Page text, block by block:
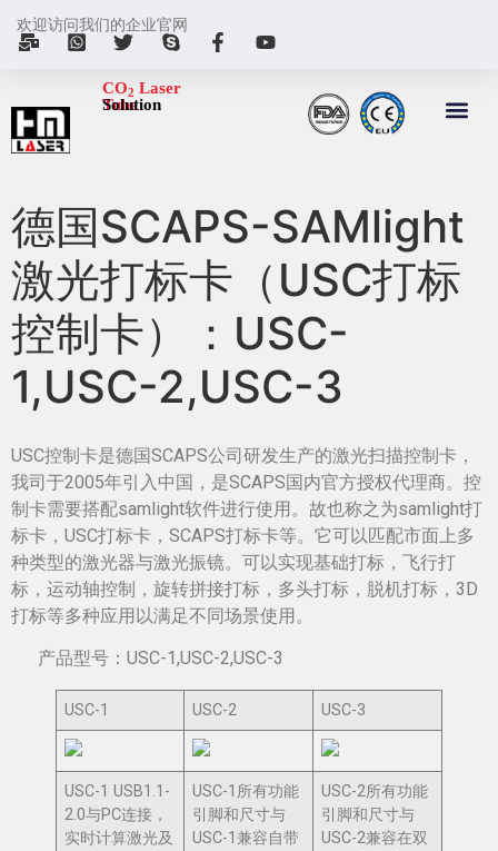
欢迎访问我们的企业官网
CO2 Laser
Tube
Solution
德国SCAPS-SAMlight
激光打标卡（USC打标
控制卡）：USC-
1,USC-2,USC-3
USC控制卡是德国SCAPS公司研发生产的激光扫描控制卡，
我司于2005年引入中国，是SCAPS国内官方授权代理商。控
制卡需要搭配samlight软件进行使用。故也称之为samlight打
标卡，USC打标卡，SCAPS打标卡等。它可以匹配市面上多
种类型的激光器与激光振镜。可以实现基础打标，飞行打
标，运动轴控制，旋转拼接打标，多头打标，脱机打标，3D
打标等多种应用以满足不同场景使用。
产品型号：USC-1,USC-2,USC-3
USC-1 USC-2 USC-3
USC-1 USB1.1-
2.0与PC连接，
实时计算激光及
USC-1所有功能
引脚和尺寸与
USC-1兼容自带
USC-2所有功能
引脚和尺寸与
USC-2兼容在双